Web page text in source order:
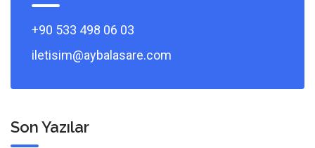
+90 533 498 06 03
iletisim@aybalasare.com
Son Yazılar